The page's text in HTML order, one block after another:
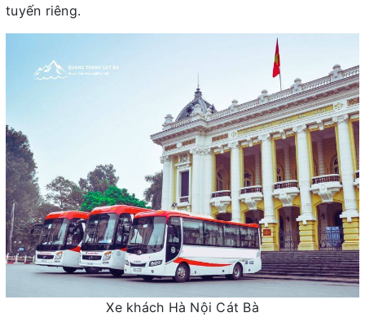
tuyến riêng.
Xe khách Hà Nội Cát Bà